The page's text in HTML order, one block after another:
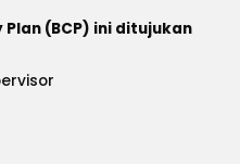
(BCP) ini ditujukan